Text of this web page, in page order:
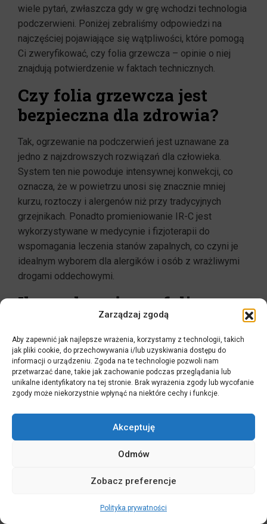
Zarządzaj zgodą
Aby zapewnić jak najlepsze wrażenia, korzystamy z technologii, takich
jak pliki cookie, do przechowywania i/lub uzyskiwania dostępu do
informacji o urządzeniu. Zgoda na te technologie pozwoli nam
przetwarzać dane, takie jak zachowanie podczas przeglądania lub
unikalne identyfikatory na tej stronie. Brak wyrażenia zgody lub wycofanie
zgody może niekorzystnie wpłynąć na niektóre cechy i funkcje.
Akceptuję
Odmów
Zobacz preferencje
Polityka prywatności
wiele pytań, zwłaszcza gdy w grę wchodzi technologia
podczerwieni. Poniżej zebraliśmy odpowiedzi na
najczęściej pojawiające się wątpliwości, które pomogą
Ci zweryfikować, czy folia grzewcza – opinie o niej
znajdują potwierdzenie w faktach technicznych.
Czy folia grzewcza jest
bezpieczna dla zdrowia?
Tak, ogrzewanie na podczerwień jest uznawane za
jedno z najzdrowszych rozwiązań dla człowieka.
System ten nie powoduje intensywnej konwekcji, co
oznacza, że w powietrzu unosi się znacznie mniej
kurzu, roztoczy i alergenów niż przy tradycyjnych
grzejnikach. Ponadto promieniowanie IR-C jest
wykorzystywane w medycynie i fizjoterapii do
wspomagania leczenia stanów zapalnych, co czyni je
idealnym wyborem dla alergików i osób z wrażliwymi
drogami oddechowymi.
Ile prądu zużywa folia
grzewcza w domu 100 m2?
Zużycie prądu zależy nie od samej folii, ale od strat
ciepła budynku. W nowoczesnym domu o standardzie
WT2021 (zapotrzebowanie ok. 40 kWh/m2/rok), roczne
zużycie na cele grzewcze wyniesie około 4000 kWh.
koszt roczny oscyluje w granicach 3500–4500 zł. W
przypadku domów pasywnych kwoty te są jeszcze
Czy na folii grzewczej
można kłaść dowolne